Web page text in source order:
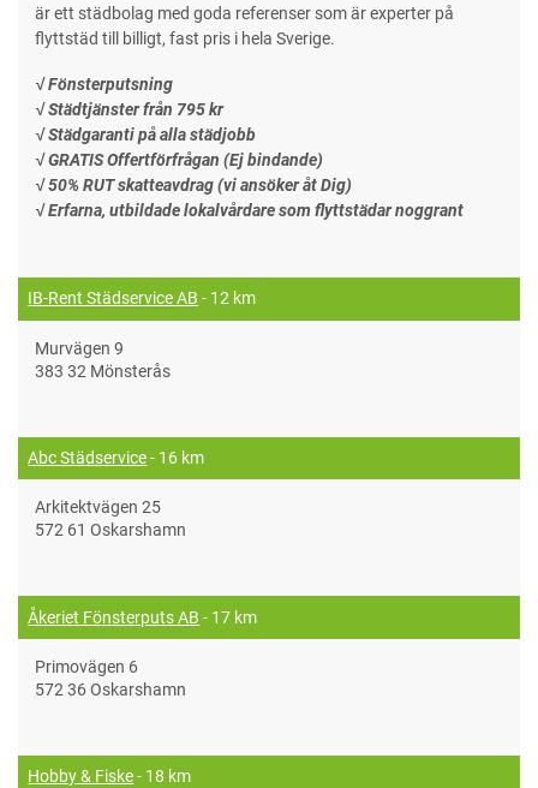
är ett städbolag med goda referenser som är experter på
flyttstäd till billigt, fast pris i hela Sverige.
√ Fönsterputsning
√ Städtjänster från 795 kr
√ Städgaranti på alla städjobb
√ GRATIS Offertförfrågan (Ej bindande)
√ 50% RUT skatteavdrag (vi ansöker åt Dig)
√ Erfarna, utbildade lokalvårdare som flyttstädar noggrant
IB-Rent Städservice AB - 12 km
Murvägen 9
383 32 Mönsterås
Abc Städservice- 16 km
Arkitektvägen 25
572 61 Oskarshamn
Åkeriet Fönsterputs AB - 17 km
Primovägen 6
572 36 Oskarshamn
Hobby & Fiske- 18 km